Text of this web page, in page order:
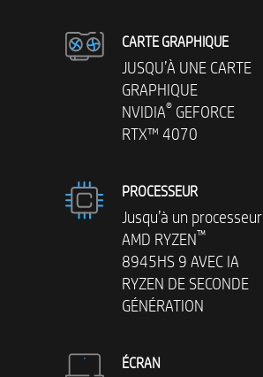
CARTE GRAPHIQUE
JUSQU’À UNE CARTE
GRAPHIQUE
NVIDIA® GEFORCE
RTX™ 4070
PROCESSEUR
Jusqu’à un processeur
AMD RYZEN™
8945HS 9 AVEC IA
RYZEN DE SECONDE
GÉNÉRATION
ÉCRAN